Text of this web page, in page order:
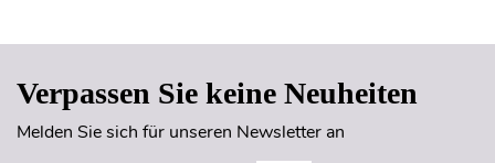
Verpassen Sie keine Neuheiten
Melden Sie sich für unseren Newsletter an